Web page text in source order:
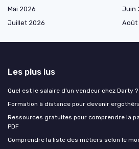
Mai 2026
Juin
Juillet 2026
Août
Les plus lus
Quel est le salaire d'un vendeur chez Darty ?
Formation à distance pour devenir
Ressources gratuites pour comprendre la
PDF
Comprendre la liste des métiers selon le